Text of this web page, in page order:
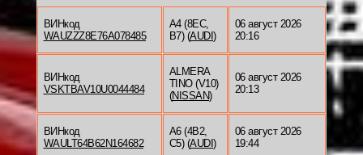
ВИНкод
WAUZZZ8E76A078485
A4 (8EC,
B7) (AUDI )
06 август 2026
20:16
ВИНкод
VSKTBAV10U0044484
ALMERA
TINO (V10)
(NISSAN)
06 август 2026
20:13
ВИНкод
WAULT64B62N164682
A6 (4B2,
C5) (AUDI )
06 август 2026
19:44